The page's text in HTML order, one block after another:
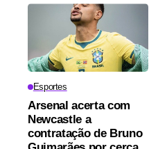
Esportes
Arsenal acerta com
Newcastle a
contratação de Bruno